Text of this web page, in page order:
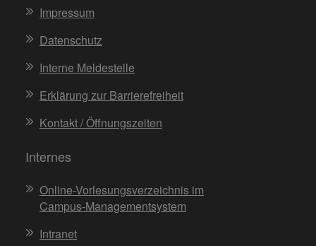
Impressum
Datenschutz
Interne Meldestelle
Erklärung zur Barrierefreiheit
Kontakt / Öffnungszeiten
Internes
Online-Vorlesungsverzeichnis im
Campus-Managementsystem
Intranet